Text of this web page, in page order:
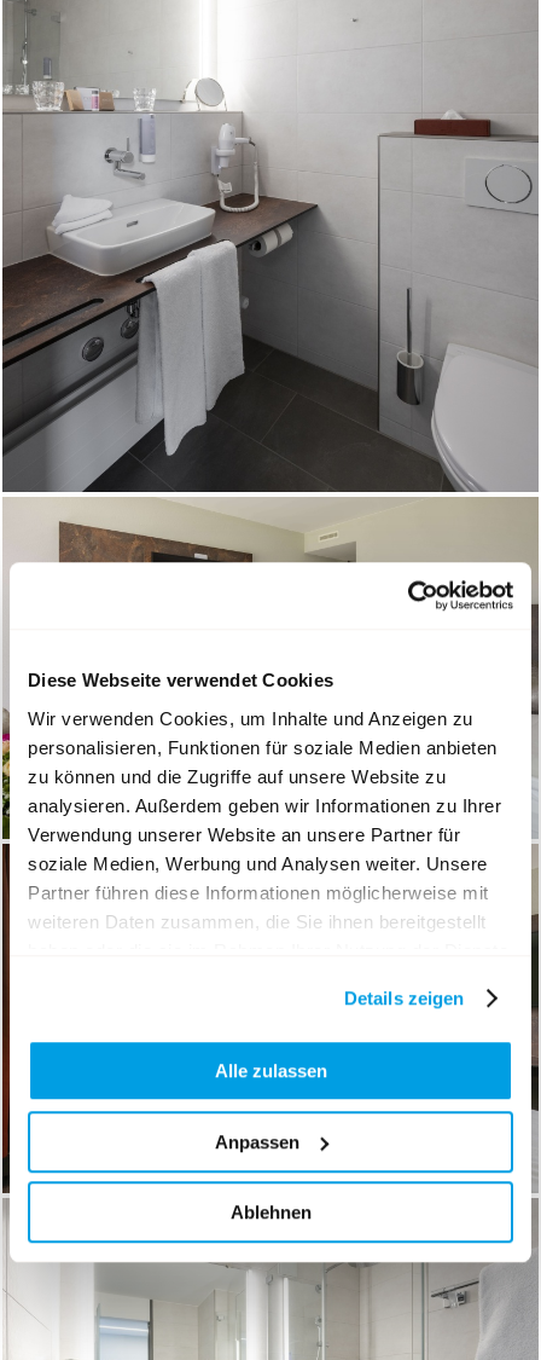
Diese Webseite verwendet Cookies
Wir verwenden Cookies, um Inhalte und Anzeigen zu
personalisieren, Funktionen für soziale Medien anbieten
zu können und die Zugriffe auf unsere Website zu
analysieren. Außerdem geben wir Informationen zu Ihrer
Verwendung unserer Website an unsere Partner für
soziale Medien, Werbung und Analysen weiter. Unsere
Partner führen diese Informationen möglicherweise mit
weiteren Daten zusammen, die Sie ihnen bereitgestellt
Details zeigen
Alle zulassen
Anpassen
Ablehnen